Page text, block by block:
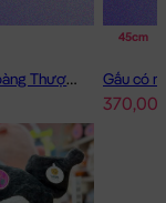
Gối mền Mèo Hoàng Thượng cosplay Capybara
45cm